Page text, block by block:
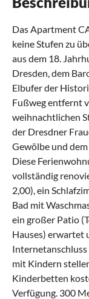
Das Apartment
keine Stufen zu
aus dem 18.
Dresden, dem
Elbufer der
Fußweg entfernt
weihnachtlichen
der Dresdner
Gewölbe und
Diese
vollständig
2,00), ein
Bad mit
ein großer Patio
Hauses) erwartet
mit Kindern
Kinderbetten
Verfügung. 300